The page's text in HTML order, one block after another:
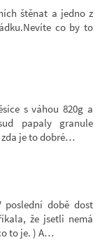
štěnat a jedno z
co by to
s váhou 820g a
papaly granule
je to dobré…
poslední době dost
že jsetli nemá
to je. ) A…